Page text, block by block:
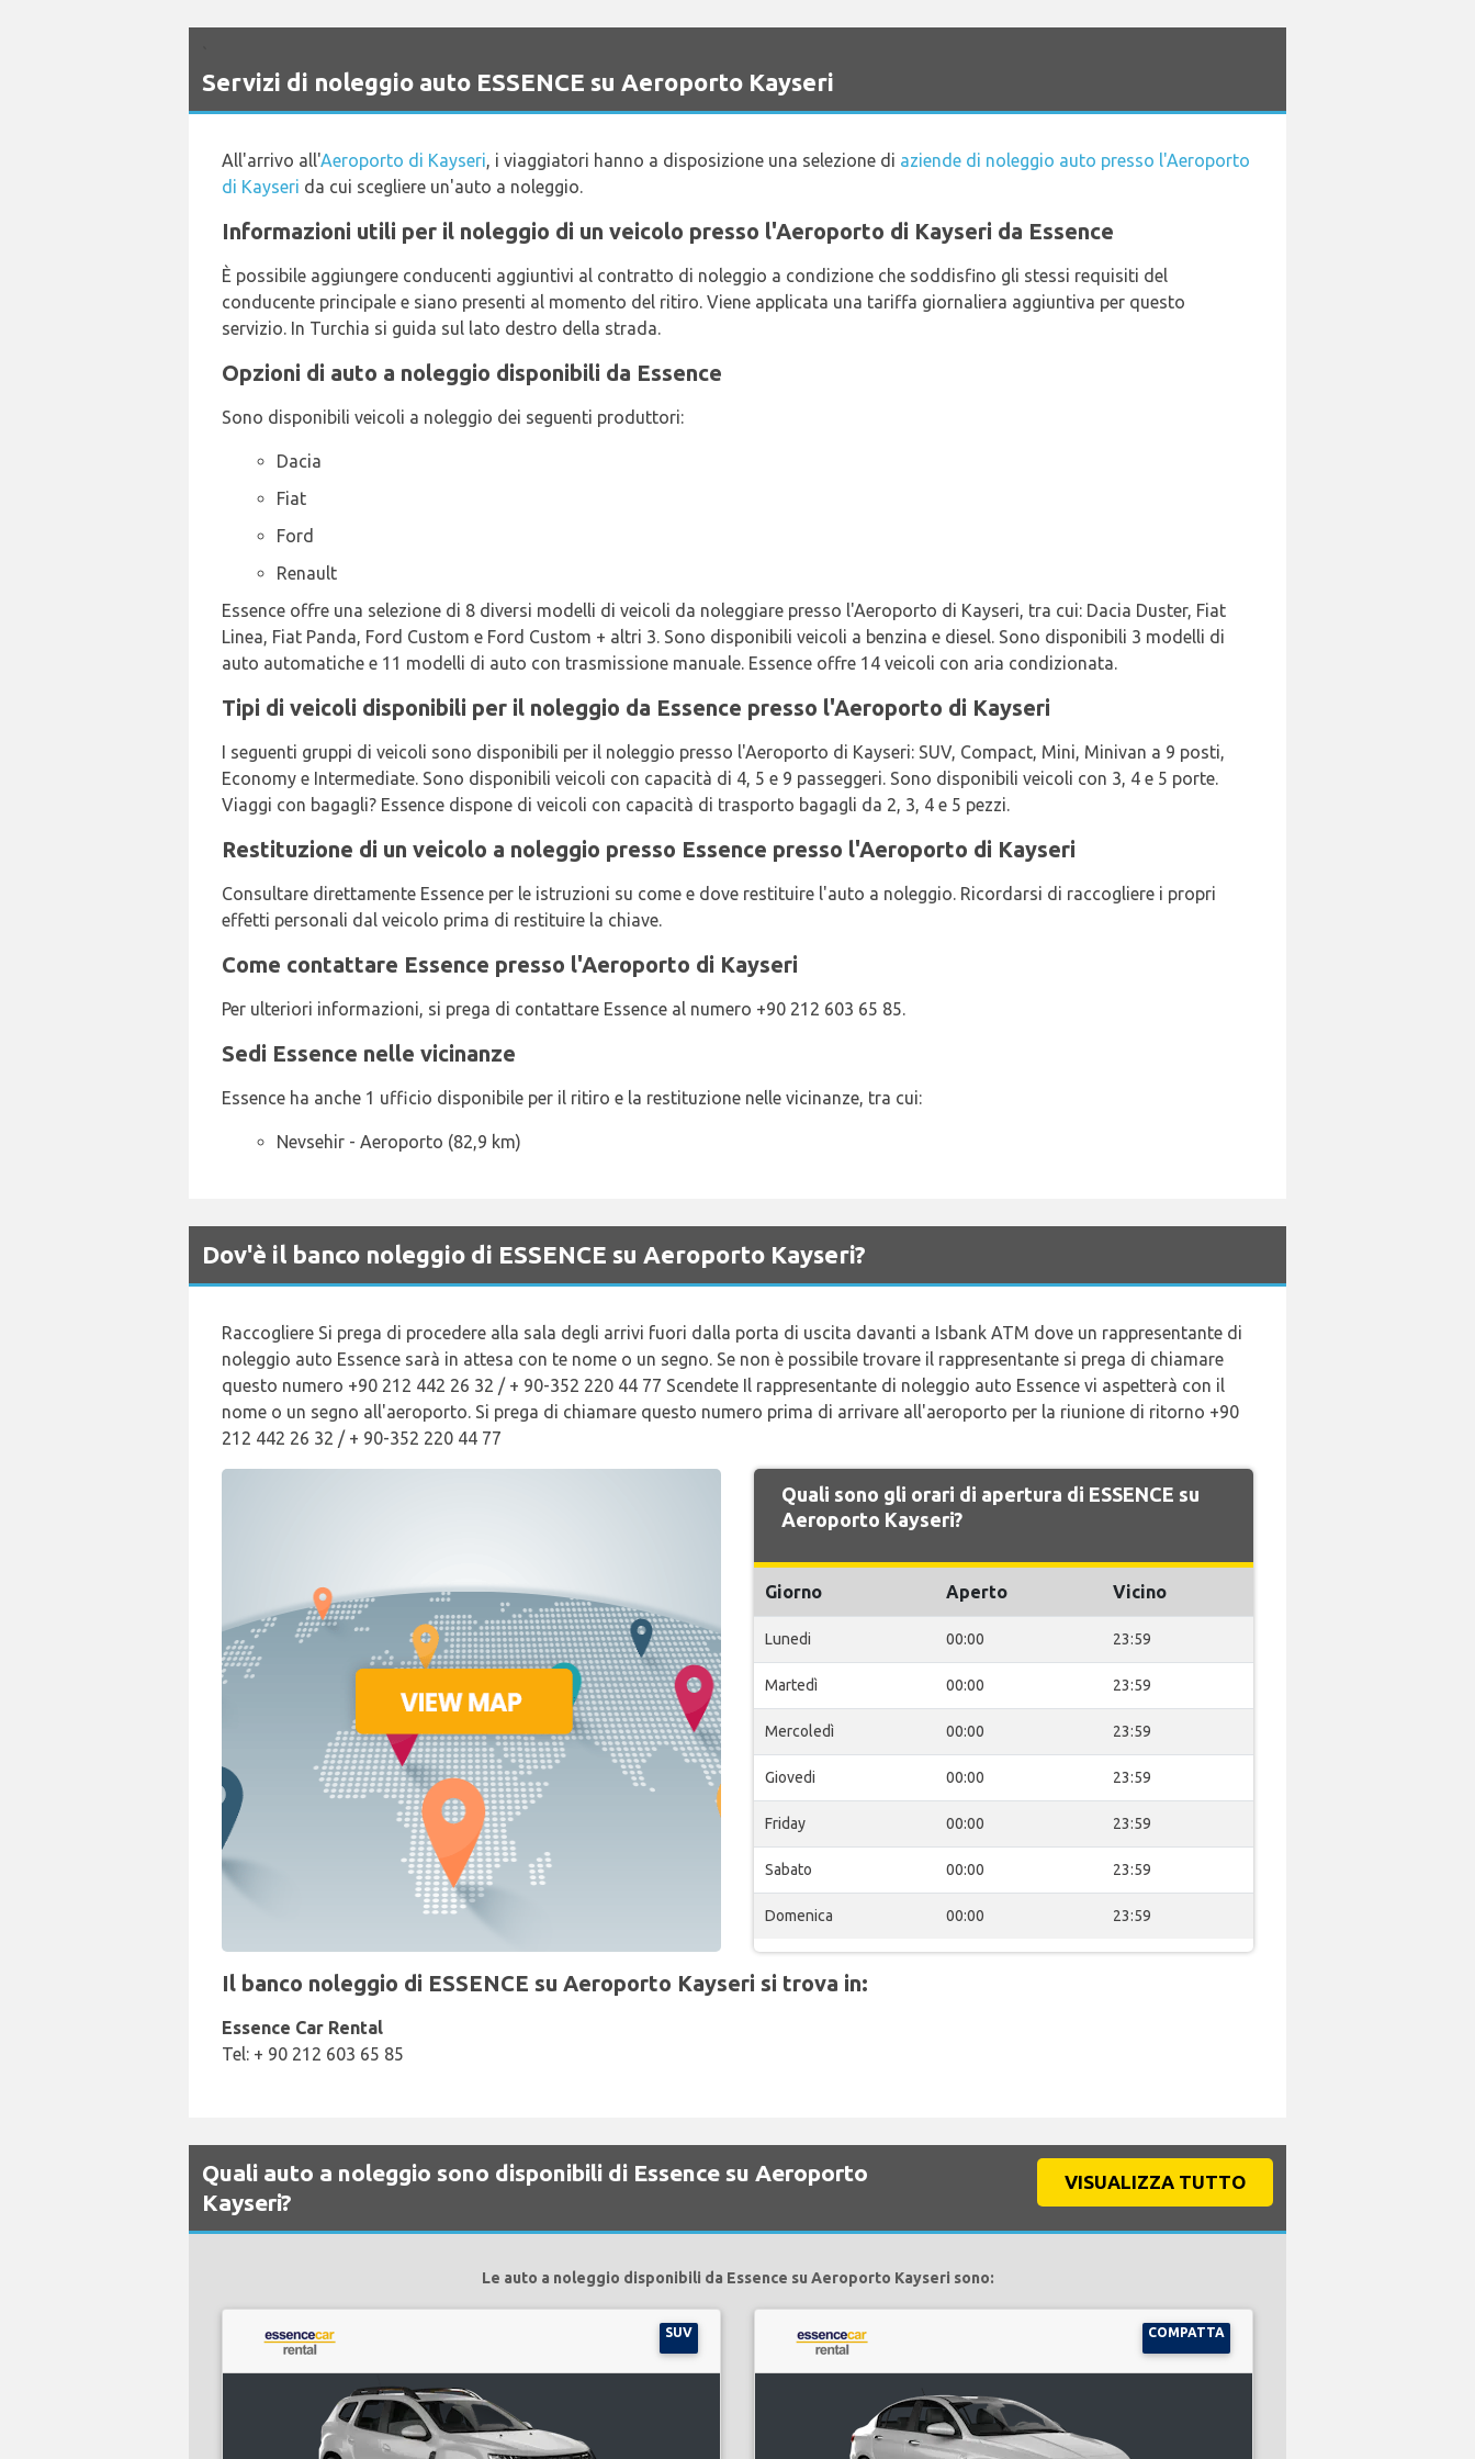
Servizi di noleggio auto ESSENCE su Aeroporto Kayseri
All'arrivo all'Aeroporto di Kayseri, i viaggiatori hanno a disposizione una selezione di aziende di noleggio auto presso l'Aeroporto
di Kayseri da cui scegliere un'auto a noleggio.
Informazioni utili per il noleggio di un veicolo presso l'Aeroporto di Kayseri da Essence
È possibile aggiungere conducenti aggiuntivi al contratto di noleggio a condizione che soddisfino gli stessi requisiti del
conducente principale e siano presenti al momento del ritiro. Viene applicata una tariffa giornaliera aggiuntiva per questo
servizio. In Turchia si guida sul lato destro della strada.
Opzioni di auto a noleggio disponibili da Essence
Sono disponibili veicoli a noleggio dei seguenti produttori:
Dacia
Fiat
Ford
Renault
Essence offre una selezione di 8 diversi modelli di veicoli da noleggiare presso l'Aeroporto di Kayseri, tra cui: Dacia Duster, Fiat
Linea, Fiat Panda, Ford Custom e Ford Custom + altri 3. Sono disponibili veicoli a benzina e diesel. Sono disponibili 3 modelli di
auto automatiche e 11 modelli di auto con trasmissione manuale. Essence offre 14 veicoli con aria condizionata.
Tipi di veicoli disponibili per il noleggio da Essence presso l'Aeroporto di Kayseri
I seguenti gruppi di veicoli sono disponibili per il noleggio presso l'Aeroporto di Kayseri: SUV, Compact, Mini, Minivan a 9 posti,
Economy e Intermediate. Sono disponibili veicoli con capacità di 4, 5 e 9 passeggeri. Sono disponibili veicoli con 3, 4 e 5 porte.
Viaggi con bagagli? Essence dispone di veicoli con capacità di trasporto bagagli da 2, 3, 4 e 5 pezzi.
Restituzione di un veicolo a noleggio presso Essence presso l'Aeroporto di Kayseri
Consultare direttamente Essence per le istruzioni su come e dove restituire l'auto a noleggio. Ricordarsi di raccogliere i propri
effetti personali dal veicolo prima di restituire la chiave.
Come contattare Essence presso l'Aeroporto di Kayseri
Per ulteriori informazioni, si prega di contattare Essence al numero +90 212 603 65 85.
Sedi Essence nelle vicinanze
Essence ha anche 1 ufficio disponibile per il ritiro e la restituzione nelle vicinanze, tra cui:
Nevsehir - Aeroporto (82,9 km)
Dov'è il banco noleggio di ESSENCE su Aeroporto Kayseri?
Raccogliere Si prega di procedere alla sala degli arrivi fuori dalla porta di uscita davanti a Isbank ATM dove un rappresentante di
noleggio auto Essence sarà in attesa con te nome o un segno. Se non è possibile trovare il rappresentante si prega di chiamare
questo numero +90 212 442 26 32 / + 90-352 220 44 77 Scendete Il rappresentante di noleggio auto Essence vi aspetterà con il
nome o un segno all'aeroporto. Si prega di chiamare questo numero prima di arrivare all'aeroporto per la riunione di ritorno +90
212 442 26 32 / + 90-352 220 44 77
Quali sono gli orari di apertura di ESSENCE su
Aeroporto Kayseri?
Giorno Aperto Vicino
Lunedi 00:00 23:59
Martedì 00:00 23:59
Mercoledì 00:00 23:59
Giovedi 00:00 23:59
Friday 00:00 23:59
Sabato 00:00 23:59
Domenica 00:00 23:59
Il banco noleggio di ESSENCE su Aeroporto Kayseri si trova in:
Essence Car Rental
Tel: + 90 212 603 65 85
Quali auto a noleggio sono disponibili di Essence su Aeroporto
Kayseri?
VISUALIZZA TUTTO
Le auto a noleggio disponibili da Essence su Aeroporto Kayseri sono:
SUV COMPATTA